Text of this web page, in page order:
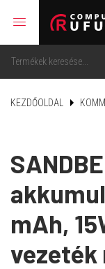
menu
KEZDŐOLDAL
mAh,
vezeték